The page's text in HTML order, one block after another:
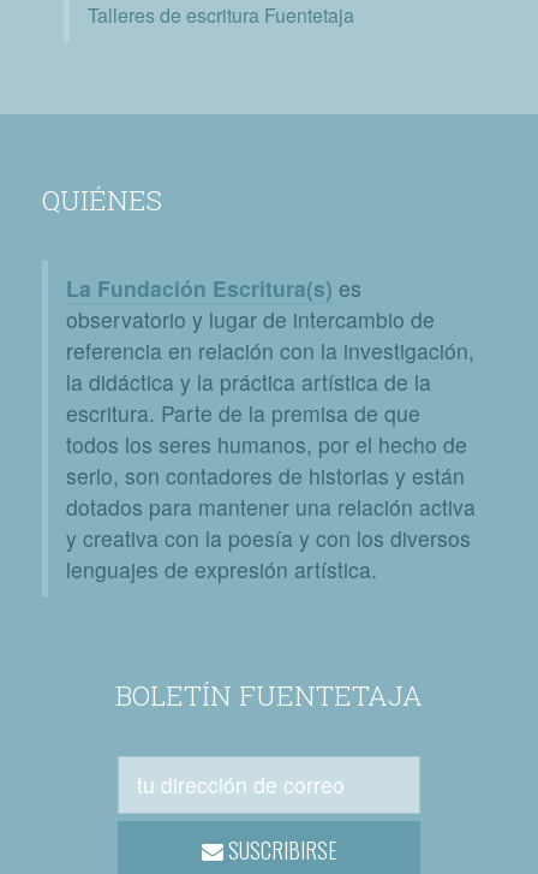
Talleres de escritura Fuentetaja
QUIÉNES
La Fundación Escritura(s) es
observatorio y lugar de intercambio de
referencia en relación con la investigación,
la didáctica y la práctica artística de la
escritura. Parte de la premisa de que
todos los seres humanos, por el hecho de
serlo, son contadores de historias y están
dotados para mantener una relación activa
y creativa con la poesía y con los diversos
lenguajes de expresión artística.
BOLETÍN FUENTETAJA
SUSCRIBIRSE